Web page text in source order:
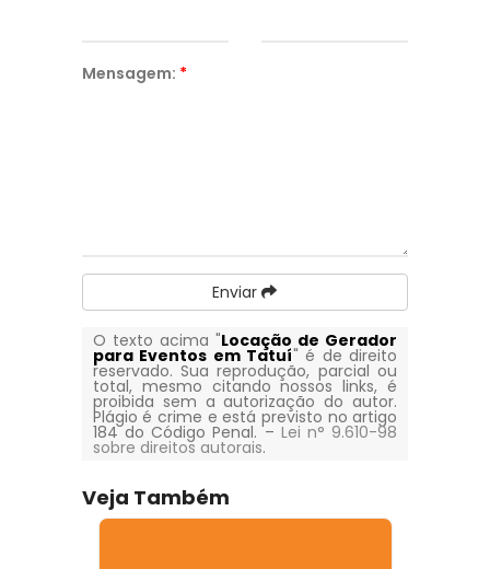
Mensagem: *
Enviar
O texto acima "Locação de Gerador
para Eventos em Tatuí" é de direito
reservado. Sua reprodução, parcial ou
total, mesmo citando nossos links, é
proibida sem a autorização do autor.
Plágio é crime e está previsto no artigo
184 do Código Penal. – Lei n° 9.610-98
sobre direitos autorais.
Veja Também